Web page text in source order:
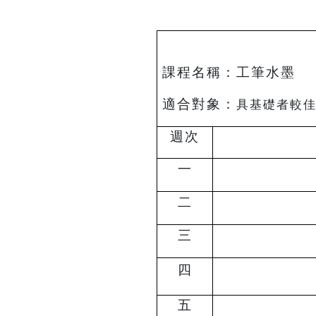
課程名稱
適合對象： 具基礎者較佳
週次
一
二
三
四
五